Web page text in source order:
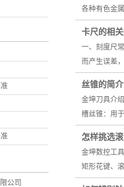
公司
各种有色金
卡尺的相
一、刻度尺
而产生误差
​丝锥的简介
金坤刀具介
槽丝锥：用
怎样挑选
金坤数控工
矩形花键、